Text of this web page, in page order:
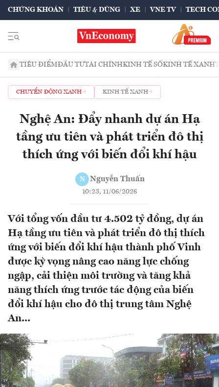
CHỨNG KHOÁN TIÊU & DÙNG XE VNE TV TECH
TIÊU ĐIỂMĐẦU TƯTÀI CHÍNHKINH TẾ SỐKINH TẾ XANH
CHUYỂN ĐỘNG XANH KINH TẾ XANH
Nghệ An: Đẩy nhanh dự án Hạ
tầng ưu tiên và phát triển đô thị
thích ứng với biến đổi khí hậu
N Nguyễn Thuấn
10:23, 11/06/2026
Với tổng vốn đầu tư 4.502 tỷ đồng, dự án
Hạ tầng ưu tiên và phát triển đô thị thích
ứng với biến đổi khí hậu thành phố Vinh
được kỳ vọng nâng cao năng lực chống
ngập, cải thiện môi trường và tăng khả
năng thích ứng trước tác động của biến
đổi khí hậu cho đô thị trung tâm Nghệ
An...